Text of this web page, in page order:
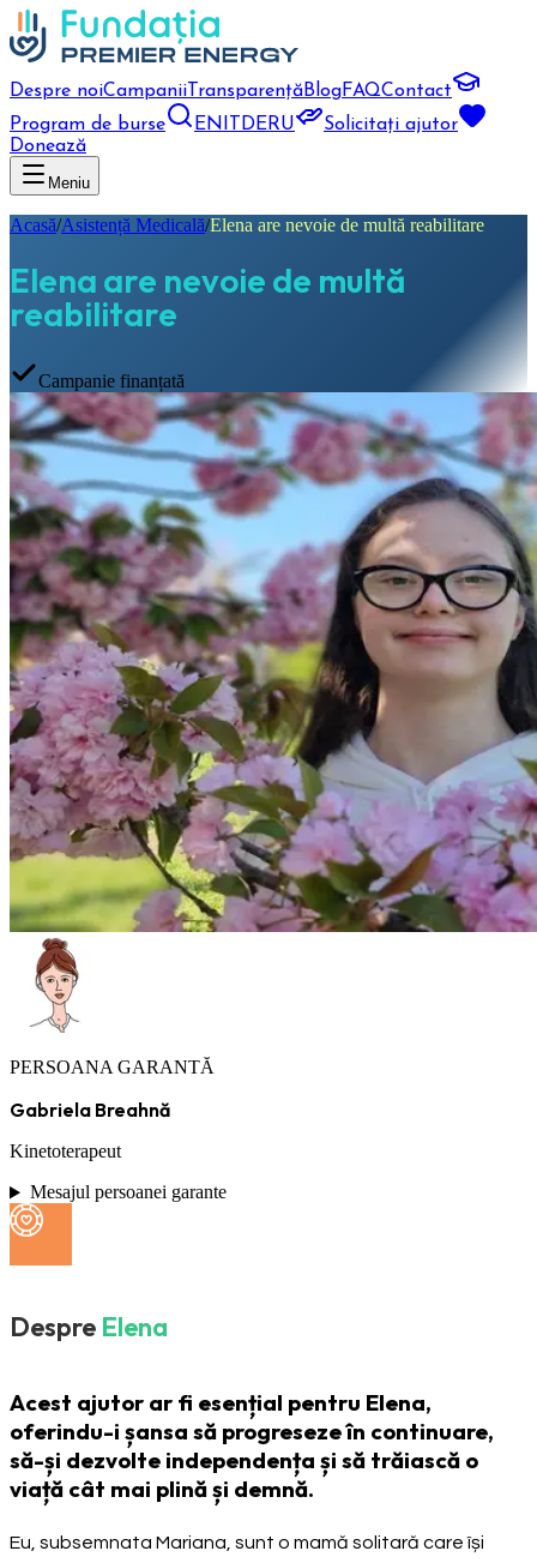
Despre noiCampanii TransparențăBlogFAQContact
Program de burse
EN DERU
Solicitați ajutor
Donează
Meniu
Acasă/Asistență Medicală/Elena are nevoie de multă reabilitare
Elena are nevoie de multă
reabilitare
Campanie finanțată
PERSOANA GARANTĂ
Gabriela Breahnă
Kinetoterapeut
Mesajul persoanei garante
Despre Elena
Acest ajutor ar fi esențial pentru Elena,
oferindu-i șansa să progreseze în continuare,
să-și dezvolte independența și să trăiască o
viață cât mai plină și demnă.
Eu, subsemnata Mariana, sunt o mamă solitară care își